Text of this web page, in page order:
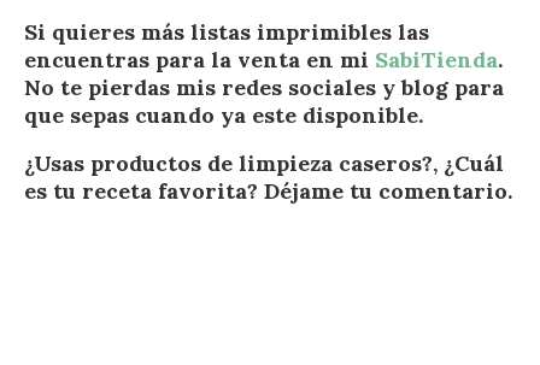
Si quieres más listas imprimibles las
encuentras para la venta en mi SabiTienda.
No te pierdas mis redes sociales y blog para
que sepas cuando ya este disponible.
¿Usas productos de limpieza caseros?, ¿Cuál
es tu receta favorita? Déjame tu comentario.